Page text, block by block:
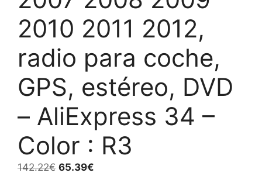
2010 2011 2012,
radio para coche,
GPS, estéreo, DVD
– AliExpress 34 –
Color : R3
142.22€ El
65.39€